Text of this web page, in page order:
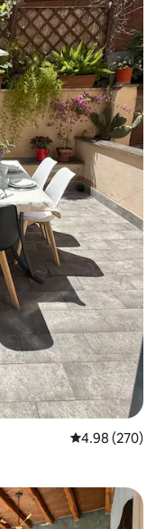
Calificación
4.98 (270)